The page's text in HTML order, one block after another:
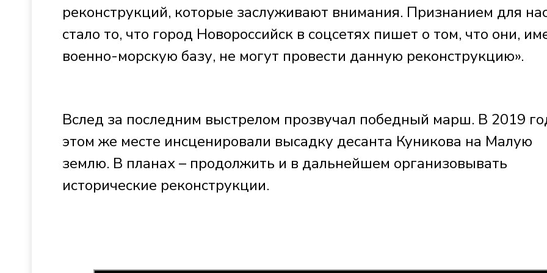
реконструкций, которые заслуживают внимания. Признанием для
стало то, что город Новороссийск в соцсетях пишет о том, что они,
военно-морскую базу, не могут провести данную реконструкцию».
Вслед за последним выстрелом прозвучал победный марш. В 2019
этом же месте инсценировали высадку десанта Куникова на Малую
землю. В планах – продолжить и в дальнейшем организовывать
исторические реконструкции.